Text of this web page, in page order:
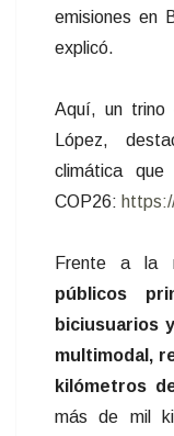
emisiones en
explicó.
Aquí, un trino
López,
climática
COP26:
Frente a la
públicos
biciusuarios
multimodal,
kilómetros
más de mil